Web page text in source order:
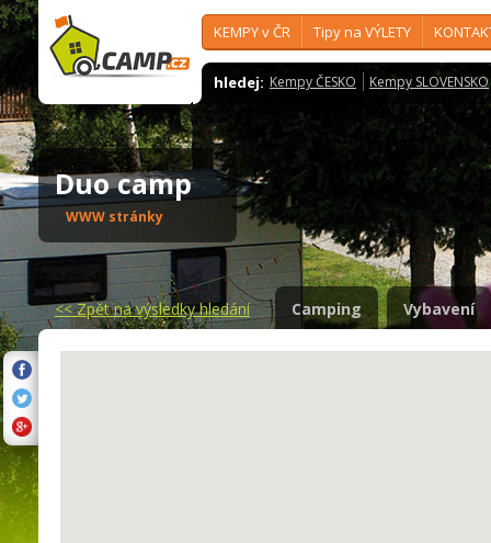
KEMPY v ČR Tipy na VÝLETY
hledej: Kempy ČESKO Kempy SLOVENSKO
Duo camp
WWW stránky
<<Zpět na výsledky hledání Camping Vybavení